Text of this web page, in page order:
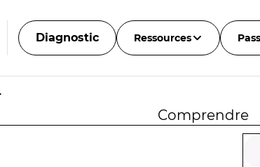
Diagnostic Ressources
Comprendre